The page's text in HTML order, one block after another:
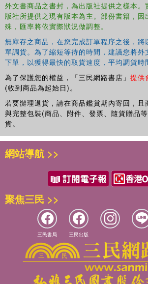
外文書商品之書封，為出版社提供之樣本。
版社所提供之現有版本為主。部份書籍，因
殊，匯率將依實際狀況做調整。
無庫存之商品，在您完成訂單程序之後，將
單調貨。為了縮短等待的時間，建議您將外
下單，以獲得最快的取貨速度，平均調貨時
為了保護您的權益，「三民網路書店」 提供
(收到商品為起始日)。
若要辦理退貨，請在商品鑑賞期內寄回，且
與完整包裝(商品、附件、發票、隨貨贈品
貨。
網站導航 >>
聚焦三民 >>
三民書局 三民出版